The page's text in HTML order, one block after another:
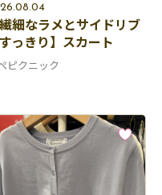
繊細なラメとサイドリブ
っきり】スカート
ピクニック